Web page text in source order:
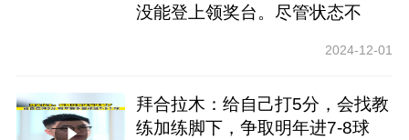
没能登上领奖台。尽管状态不
2024-12-01
拜合拉木：给自己打5分，会找教
练加练脚下，争取明年进7-8球